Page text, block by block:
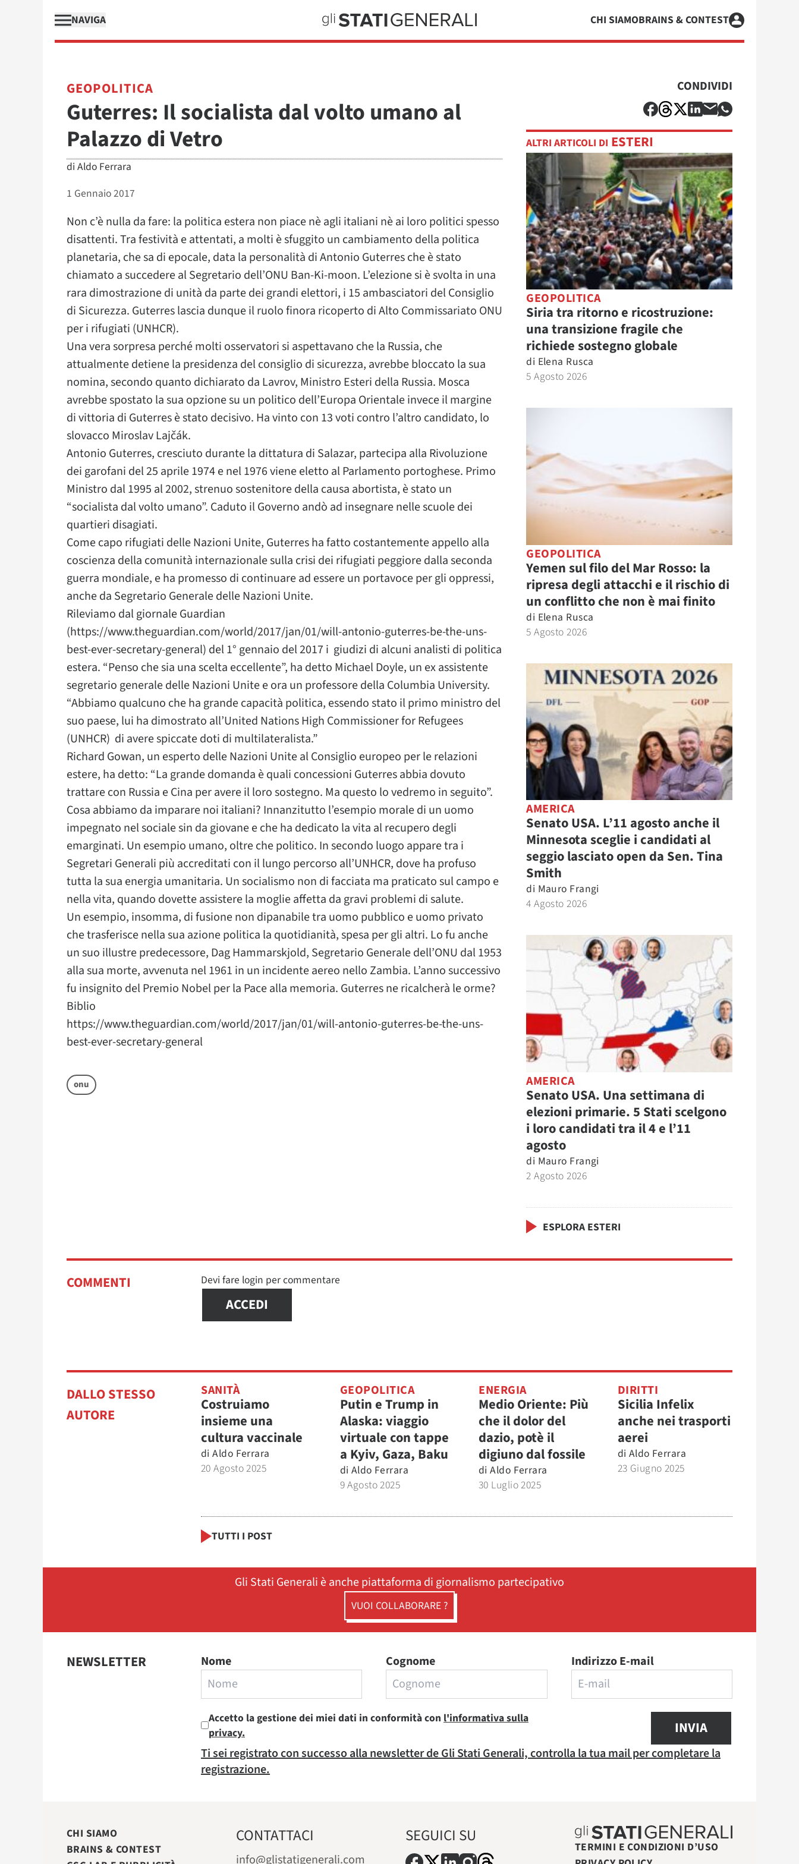
NAVIGA CHI SIAMOBRAINS & CONTEST
GEOPOLITICA
Guterres: Il socialista dal volto umano al
Palazzo di Vetro
di Aldo Ferrara
1 Gennaio 2017
Non c’è nulla da fare: la politica estera non piace nè agli italiani nè ai loro politici spesso
disattenti. Tra festività e attentati, a molti è sfuggito un cambiamento della politica
planetaria, che sa di epocale, data la personalità di Antonio Guterres che è stato
chiamato a succedere al Segretario dell’ONU Ban-Ki-moon. L’elezione si è svolta in una
rara dimostrazione di unità da parte dei grandi elettori, i 15 ambasciatori del Consiglio
di Sicurezza. Guterres lascia dunque il ruolo finora ricoperto di Alto Commissariato ONU
per i rifugiati (UNHCR).
Una vera sorpresa perché molti osservatori si aspettavano che la Russia, che
attualmente detiene la presidenza del consiglio di sicurezza, avrebbe bloccato la sua
nomina, secondo quanto dichiarato da Lavrov, Ministro Esteri della Russia. Mosca
avrebbe spostato la sua opzione su un politico dell’Europa Orientale invece il margine
di vittoria di Guterres è stato decisivo. Ha vinto con 13 voti contro l’altro candidato, lo
slovacco Miroslav Lajčák.
Antonio Guterres, cresciuto durante la dittatura di Salazar, partecipa alla Rivoluzione
dei garofani del 25 aprile 1974 e nel 1976 viene eletto al Parlamento portoghese. Primo
Ministro dal 1995 al 2002, strenuo sostenitore della causa abortista, è stato un
“socialista dal volto umano”. Caduto il Governo andò ad insegnare nelle scuole dei
quartieri disagiati.
Come capo rifugiati delle Nazioni Unite, Guterres ha fatto costantemente appello alla
coscienza della comunità internazionale sulla crisi dei rifugiati peggiore dalla seconda
guerra mondiale, e ha promesso di continuare ad essere un portavoce per gli oppressi,
anche da Segretario Generale delle Nazioni Unite.
Rileviamo dal giornale Guardian
(https://www.theguardian.com/world/2017/jan/01/will-antonio-guterres-be-the-uns-
best-ever-secretary-general) del 1° gennaio del 2017 i giudizi di alcuni analisti di politica
estera. “Penso che sia una scelta eccellente”, ha detto Michael Doyle, un ex assistente
segretario generale delle Nazioni Unite e ora un professore della Columbia University.
“Abbiamo qualcuno che ha grande capacità politica, essendo stato il primo ministro del
suo paese, lui ha dimostrato all’United Nations High Commissioner for Refugees
(UNHCR) di avere spiccate doti di multilateralista.”
Richard Gowan, un esperto delle Nazioni Unite al Consiglio europeo per le relazioni
estere, ha detto: “La grande domanda è quali concessioni Guterres abbia dovuto
trattare con Russia e Cina per avere il loro sostegno. Ma questo lo vedremo in seguito”.
Cosa abbiamo da imparare noi italiani? Innanzitutto l’esempio morale di un uomo
impegnato nel sociale sin da giovane e che ha dedicato la vita al recupero degli
emarginati. Un esempio umano, oltre che politico. In secondo luogo appare tra i
Segretari Generali più accreditati con il lungo percorso all’UNHCR, dove ha profuso
tutta la sua energia umanitaria. Un socialismo non di facciata ma praticato sul campo e
nella vita, quando dovette assistere la moglie affetta da gravi problemi di salute.
Un esempio, insomma, di fusione non dipanabile tra uomo pubblico e uomo privato
che trasferisce nella sua azione politica la quotidianità, spesa per gli altri. Lo fu anche
un suo illustre predecessore, Dag Hammarskjold, Segretario Generale dell’ONU dal 1953
alla sua morte, avvenuta nel 1961 in un incidente aereo nello Zambia. L’anno successivo
fu insignito del Premio Nobel per la Pace alla memoria. Guterres ne ricalcherà le orme?
Biblio
https://www.theguardian.com/world/2017/jan/01/will-antonio-guterres-be-the-uns-
best-ever-secretary-general
onu
CONDIVIDI
ALTRI ARTICOLI DI ESTERI
GEOPOLITICA
Siria tra ritorno e ricostruzione:
una transizione fragile che
richiede sostegno globale
di Elena Rusca
5 Agosto 2026
GEOPOLITICA
Yemen sul filo del Mar Rosso: la
ripresa degli attacchi e il rischio di
un conflitto che non è mai finito
di Elena Rusca
5 Agosto 2026
AMERICA
Senato USA. L’11 agosto anche il
Minnesota sceglie i candidati al
seggio lasciato open da Sen. Tina
Smith
di Mauro Frangi
4 Agosto 2026
AMERICA
Senato USA. Una settimana di
elezioni primarie. 5 Stati scelgono
i loro candidati tra il 4 e l’11
agosto
di Mauro Frangi
2 Agosto 2026
ESPLORA ESTERI
COMMENTI Devi fare login per commentare
ACCEDI
DALLO STESSO
AUTORE
SANITÀ
Costruiamo
insieme una
cultura vaccinale
di Aldo Ferrara
20 Agosto 2025
GEOPOLITICA
Putin e Trump in
Alaska: viaggio
virtuale con tappe
a Kyiv, Gaza, Baku
di Aldo Ferrara
9 Agosto 2025
ENERGIA
Medio Oriente: Più
che il dolor del
dazio, potè il
digiuno dal fossile
di Aldo Ferrara
30 Luglio 2025
DIRITTI
Sicilia Infelix
anche nei trasporti
aerei
di Aldo Ferrara
23 Giugno 2025
TUTTI I POST
Gli Stati Generali è anche piattaforma di giornalismo partecipativo
VUOI COLLABORARE ?
NEWSLETTER Nome Cognome Indirizzo E-mail
Accetto la gestione dei miei dati in conformità con l'informativa sulla
privacy.
INVIA
Ti sei registrato con successo alla newsletter de Gli Stati Generali, controlla la tua mail per completare la
registrazione.
CHI SIAMO
BRAINS & CONTEST
CONTATTACI
info@glistatigenerali.com
SEGUICI SU
TERMINI E CONDIZIONI D’USO